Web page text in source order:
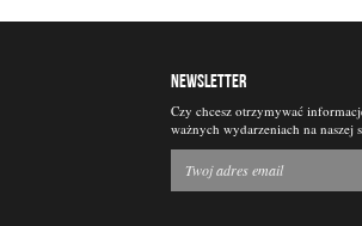
NEWSLETTER
Czy chcesz otrzymywać
ważnych wydarzeniach na naszej